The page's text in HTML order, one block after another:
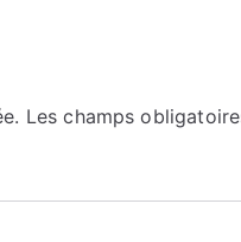
Les champs